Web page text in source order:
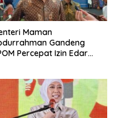
Maman
Gandeng
Percepat Izin Edar